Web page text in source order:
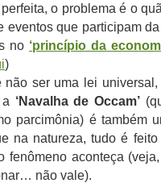
o problema é o
eventos que participam
no ‘princípio da
)
não ser uma lei universal,
‘Navalha de Occam’
parcimônia) é também
na natureza, tudo é
fenômeno aconteça
não vale).